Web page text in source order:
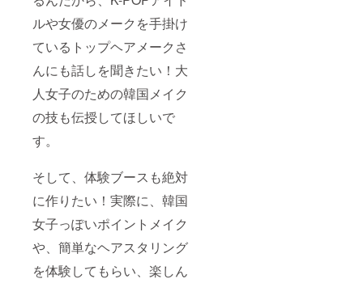
ルや女優のメークを手掛け
ているトップヘアメークさ
んにも話しを聞きたい！大
人女子のための韓国メイク
の技も伝授してほしいで
す。
そして、体験ブースも絶対
に作りたい！実際に、韓国
女子っぽいポイントメイク
や、簡単なヘアスタリング
を体験してもらい、楽しん